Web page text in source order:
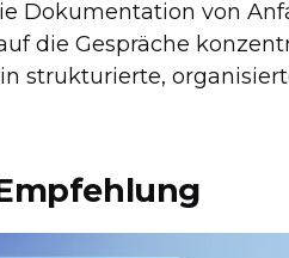
Dokumentation von
die Gespräche
strukturierte,